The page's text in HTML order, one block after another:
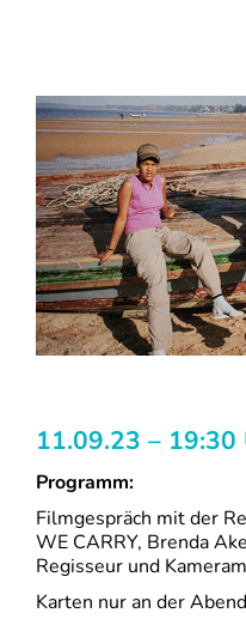
11.09.23 – 19:30
Programm:
Filmgespräch mit der
WE CARRY, Brenda
Regisseur und
Karten nur an der